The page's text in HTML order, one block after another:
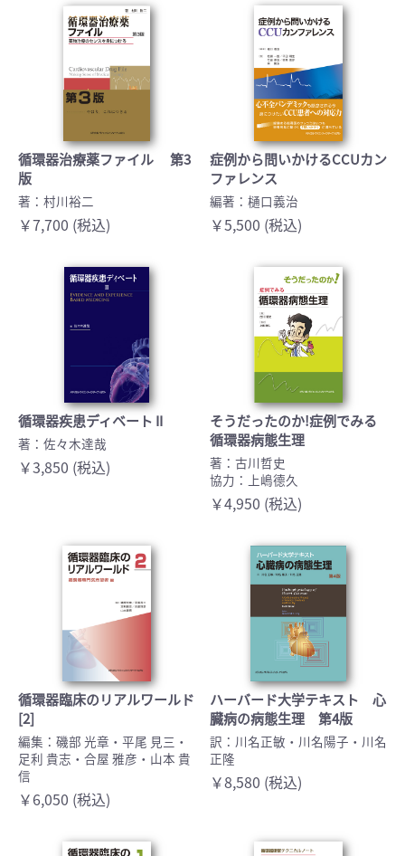
循環器治療薬ファイル 第3
版
著：村川裕二
￥7,700 (税込)
症例から問いかけるCCUカン
ファレンス
編著：樋口義治
￥5,500 (税込)
循環器疾患ディベート II
著：佐々木達哉
￥3,850 (税込)
そうだったのか!症例でみる
循環器病態生理
著：古川哲史
協力：上嶋德久
￥4,950 (税込)
循環器臨床のリアルワールド
[2]
編集：磯部 光章・平尾 見三・
足利 貴志・合屋 雅彦・山本 貴
信
￥6,050 (税込)
ハーバード大学テキスト 心
臓病の病態生理 第4版
訳：川名正敏・川名陽子・川名
正隆
￥8,580 (税込)